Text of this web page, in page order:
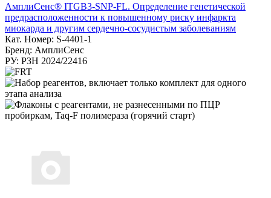
АмплиСенс® ITGB3-SNP-FL. Определение генетической
предрасположенности к повышенному риску инфаркта
миокарда и другим сердечно-сосудистым заболеваниям
Кат. Номер: S-4401-1
Бренд: АмплиСенс
РУ: РЗН 2024/22416